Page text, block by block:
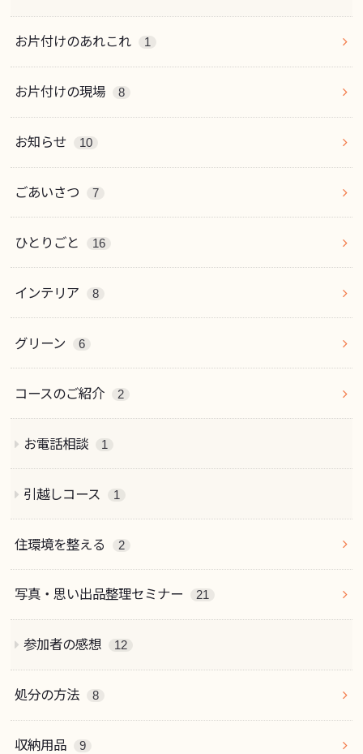
お片付けのあれこれ 1
お片付けの現場 8
お知らせ 10
ごあいさつ 7
ひとりごと 16
インテリア 8
グリーン 6
コースのご紹介 2
お電話相談 1
引越しコース 1
住環境を整える 2
写真・思い出品整理セミナー 21
参加者の感想 12
処分の方法 8
収納用品 9